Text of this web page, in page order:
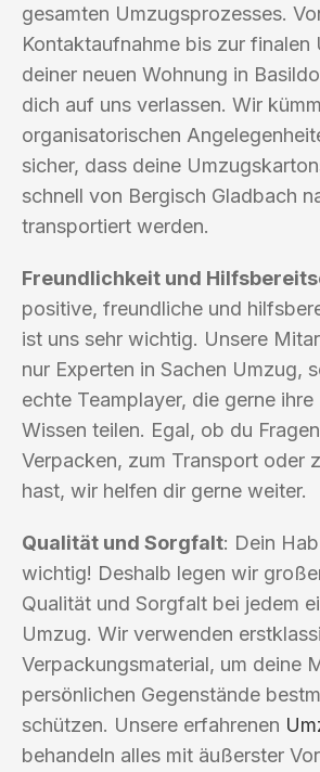
gesamten Umzugsprozesses.
Kontaktaufnahme bis zur finalen
deiner neuen Wohnung in
dich auf uns verlassen. Wir
organisatorischen
sicher, dass deine
schnell von Bergisch Gladbach
transportiert werden.
Freundlichkeit und
positive, freundliche und
ist uns sehr wichtig. Unsere
nur Experten in Sachen Umzug,
echte Teamplayer, die gerne
Wissen teilen. Egal, ob du
Verpacken, zum Transport oder
hast, wir helfen dir gerne weiter.
Qualität und Sorgfalt: Dein
wichtig! Deshalb legen wir
Qualität und Sorgfalt bei jedem
Umzug. Wir verwenden
Verpackungsmaterial, um deine
persönlichen Gegenstände
schützen. Unsere erfahrenen
behandeln alles mit äußerster